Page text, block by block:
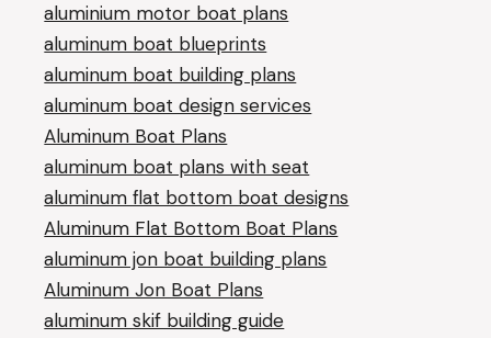
aluminium motor boat plans
aluminum boat blueprints
aluminum boat building plans
aluminum boat design services
Aluminum Boat Plans
aluminum boat plans with seat
aluminum flat bottom boat designs
Aluminum Flat Bottom Boat Plans
aluminum jon boat building plans
Aluminum Jon Boat Plans
aluminum skif building guide